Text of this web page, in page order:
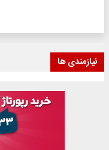
نیازمندی ها